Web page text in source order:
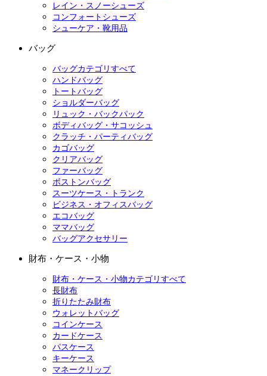
レイン・スノーシューズ
コンフォートシューズ
シューケア・靴用品
バッグ
バッグカテゴリすべて
ハンドバッグ
トートバッグ
ショルダーバッグ
リュック・バックパック
ボディバッグ・サコッシュ
クラッチ・パーティバッグ
カゴバッグ
クリアバッグ
ファーバッグ
ボストンバッグ
スーツケース・トランク
ビジネス・オフィスバッグ
エコバッグ
ママバッグ
バッグアクセサリー
財布・ケース・小物
財布・ケース・小物カテゴリすべて
長財布
折りたたみ財布
ウォレットバッグ
コインケース
カードケース
パスケース
キーケース
マネークリップ